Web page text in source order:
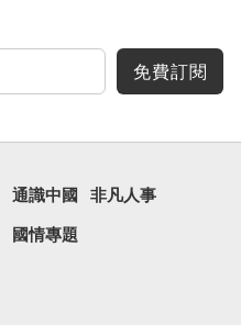
免費訂閱
通識中國 非凡人事
國情專題